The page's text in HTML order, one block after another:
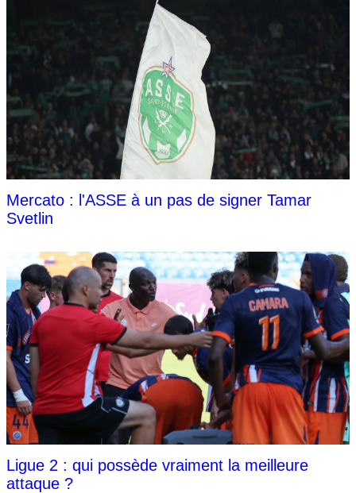
Mercato : l'ASSE à un pas de signer Tamar
Svetlin
Ligue 2 : qui possède vraiment la meilleure
attaque ?